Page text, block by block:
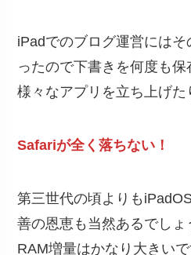
iPadでのブログ運営には
ったので下書きを何度も
様々なアプリを立ち上げた
Safariが全く落ちない！
第三世代の頃よりも
善の恩恵も当然あるでし
RAM増量はかなり大きいで